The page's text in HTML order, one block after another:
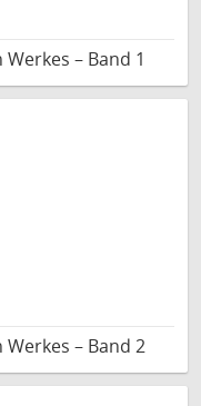
– Band 1
– Band 2